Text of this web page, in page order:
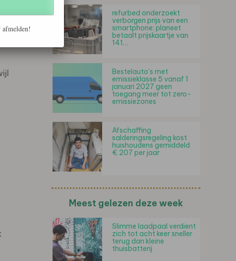
refurbed onderzoekt
verborgen prijs van een
smartphone: planeet
betaalt prijskaartje van
141…
Bestelauto’s met
emissieklasse 5 vanaf 1
januari 2027 geen
toegang meer tot zero-
emissiezones
Afschaffing
salderingsregeling kost
huishoudens gemiddeld
€ 207 per jaar
Meest gelezen deze week
Slimme laadpaal verdient
zich tot acht keer sneller
terug dan kleine
thuisbatterij
afmelden!